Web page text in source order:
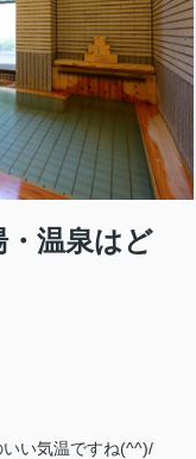
温泉はど
い気温ですね(^^)/